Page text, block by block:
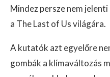
Mindez persze nem
a The Last of Us világára.
A kutatók azt egyelőre
gombák a klímaváltozás